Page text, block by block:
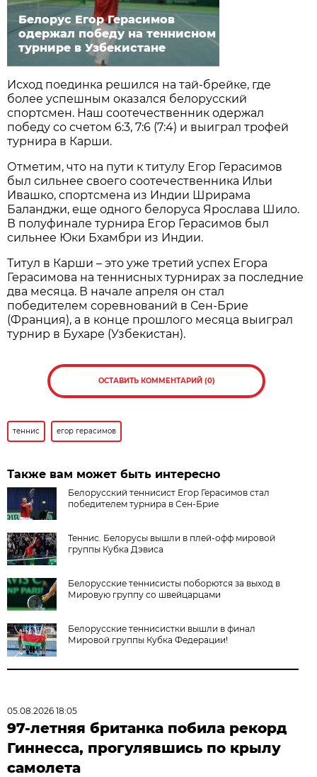
Белорус Егор Герасимов
одержал победу на теннисном
турнире в Узбекистане
Исход поединка решился на тай-брейке, где
более успешным оказался белорусский
спортсмен. Наш соотечественник одержал
победу со счетом 6:3, 7:6 (7:4) и выиграл трофей
турнира в Карши.
Отметим, что на пути к титулу Егор Герасимов
был сильнее своего соотечественника Ильи
Ивашко, спортсмена из Индии Шрирама
Баланджи, еще одного белоруса Ярослава Шило.
В полуфинале турнира Егор Герасимов был
сильнее Юки Бхамбри из Индии.
Титул в Карши – это уже третий успех Егора
Герасимова на теннисных турнирах за последние
два месяца. В начале апреля он стал
победителем соревнований в Сен-Брие
(Франция), а в конце прошлого месяца выиграл
турнир в Бухаре (Узбекистан).
ОСТАВИТЬ КОММЕНТАРИЙ (0)
теннис егор герасимов
Также вам может быть интересно
Белорусский теннисист Егор Герасимов стал
победителем турнира в Сен-Брие
Теннис. Белорусы вышли в плей-офф мировой
группы Кубка Дэвиса
Белорусские теннисисты поборются за выход в
Мировую группу со швейцарцами
Белорусские теннисистки вышли в финал
Мировой группы Кубка Федерации!
05.08.2026 18:05
97-летняя британка побила рекорд
Гиннесса, прогулявшись по крылу
самолета